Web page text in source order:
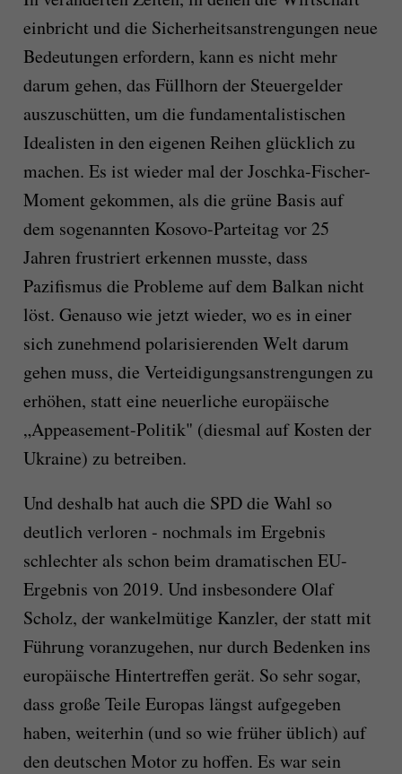
einbricht und die Sicherheitsanstrengungen neue
Bedeutungen erfordern, kann es nicht mehr
darum gehen, das Füllhorn der Steuergelder
auszuschütten, um die fundamentalistischen
Idealisten in den eigenen Reihen glücklich zu
machen. Es ist wieder mal der Joschka-Fischer-
Moment gekommen, als die grüne Basis auf
dem sogenannten Kosovo-Parteitag vor 25
Jahren frustriert erkennen musste, dass
Pazifismus die Probleme auf dem Balkan nicht
löst. Genauso wie jetzt wieder, wo es in einer
sich zunehmend polarisierenden Welt darum
gehen muss, die Verteidigungsanstrengungen zu
erhöhen, statt eine neuerliche europäische
„Appeasement-Politik" (diesmal auf Kosten der
Ukraine) zu betreiben.
Und deshalb hat auch die SPD die Wahl so
deutlich verloren - nochmals im Ergebnis
schlechter als schon beim dramatischen EU-
Ergebnis von 2019. Und insbesondere Olaf
Scholz, der wankelmütige Kanzler, der statt mit
Führung voranzugehen, nur durch Bedenken ins
europäische Hintertreffen gerät. So sehr sogar,
dass große Teile Europas längst aufgegeben
haben, weiterhin (und so wie früher üblich) auf
den deutschen Motor zu hoffen. Es war sein